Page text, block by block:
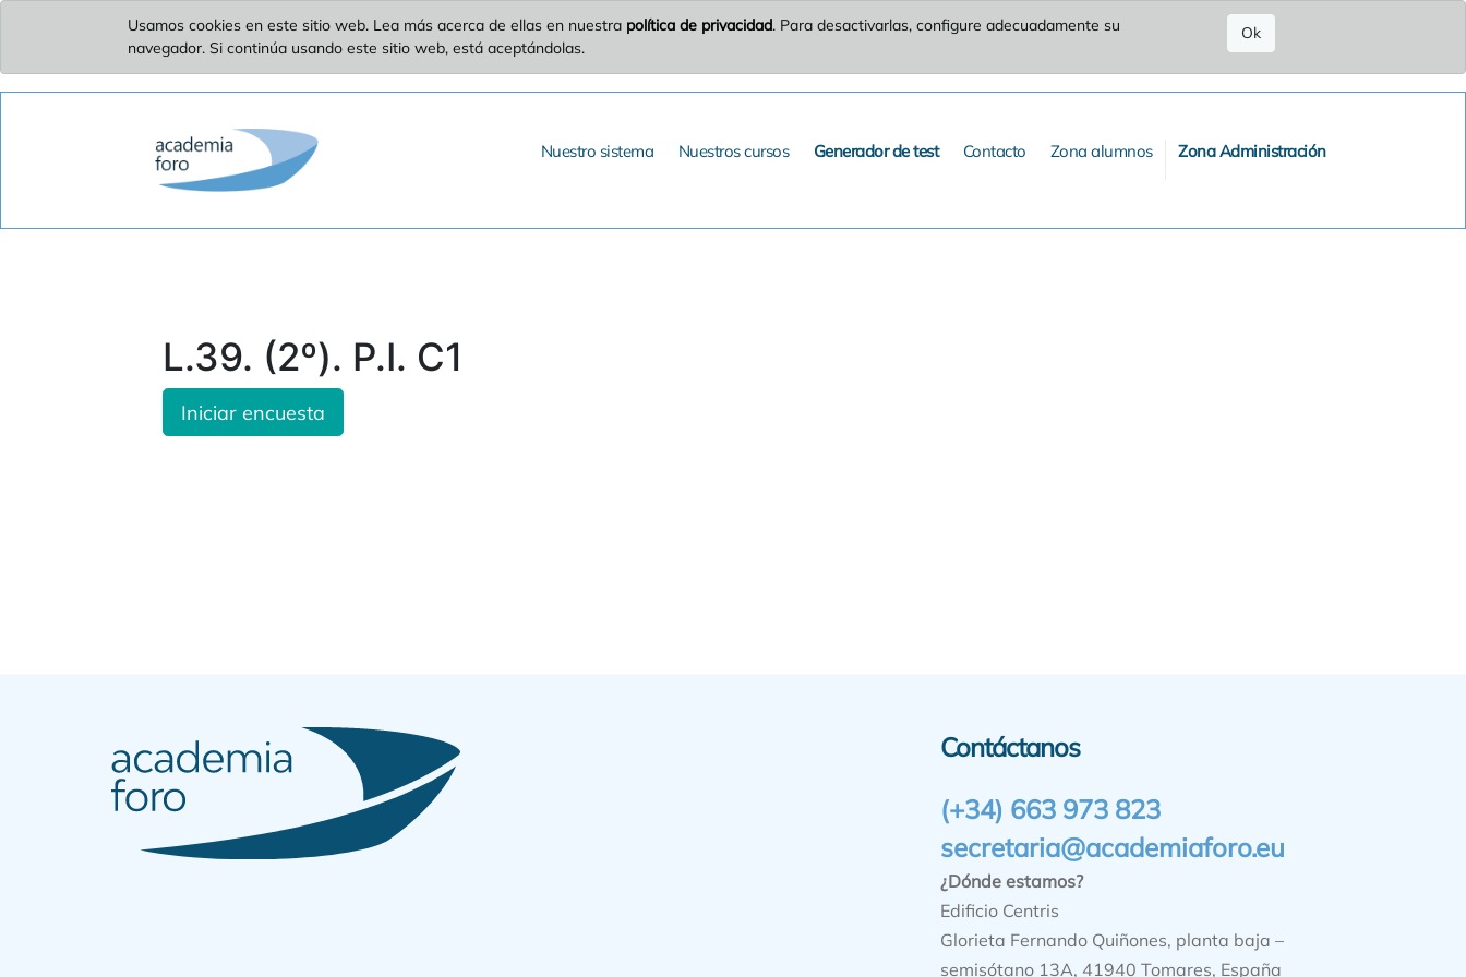
Usamos cookies en este sitio web. Lea más acerca de ellas en nuestra política de privacidad. Para desactivarlas, configure adecuadamente su
navegador. Si continúa usando este sitio web, está aceptándolas.
Ok
Nuestro sistema Nuestros cursos Generador de test Contacto Zona alumnos Zona Administración
L.39. (2º). P.I. C1
Iniciar encuesta
Contáctanos
(+34) 663 973 823
secretaria@academiaforo.eu
¿Dónde estamos?
Edificio Centris
Glorieta Fernando Quiñones, planta baja –
semisótano 13A, 41940 Tomares, España